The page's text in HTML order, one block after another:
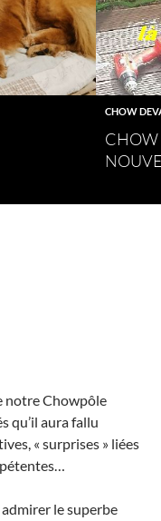
CHOW
CHOW
notre Chowpôle
qu’il aura fallu
« surprises » liées
le superbe